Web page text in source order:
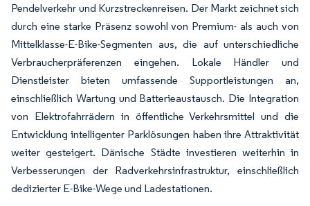
Pendelverkehr und Kurzstreckenreisen. Der Markt zeichnet sich
durch eine starke Präsenz sowohl von Premium- als auch von
Mittelklasse-E-Bike-Segmenten aus, die auf unterschiedliche
Verbraucherpräferenzen eingehen. Lokale Händler und
Dienstleister bieten umfassende Supportleistungen an,
einschließlich Wartung und Batterieaustausch. Die Integration
von Elektrofahrrädern in öffentliche Verkehrsmittel und die
Entwicklung intelligenter Parklösungen haben ihre Attraktivität
weiter gesteigert. Dänische Städte investieren weiterhin in
Verbesserungen der Radverkehrsinfrastruktur, einschließlich
dedizierter E-Bike-Wege und Ladestationen.